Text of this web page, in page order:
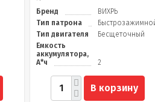
Бренд
ВИХРЬ
Тип патрона
Тип двигателя
Бесщеточный
Емкость
аккумулятора,
А*ч
2
В корзину